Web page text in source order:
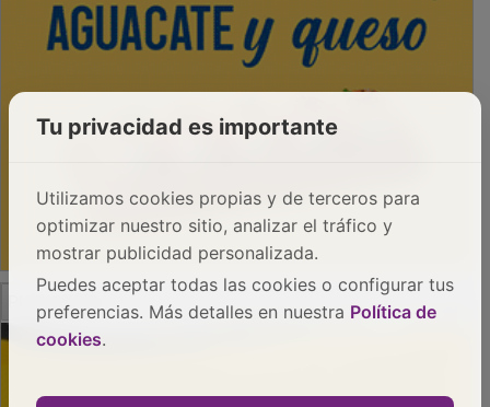
PUBLICIDAD
Tu privacidad es importante
Utilizamos cookies propias y de terceros para
optimizar nuestro sitio, analizar el tráfico y
mostrar publicidad personalizada.
Puedes aceptar todas las cookies o configurar tus
preferencias. Más detalles en nuestra Política de
cookies.